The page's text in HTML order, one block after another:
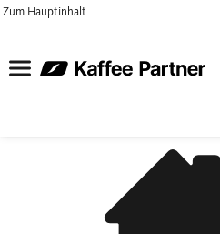
Zum Hauptinhalt